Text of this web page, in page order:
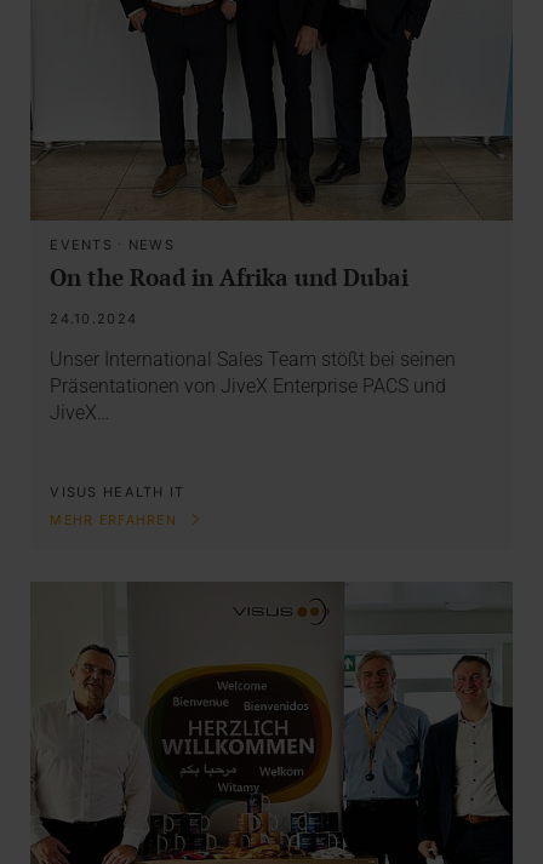
EVENTS · NEWS
On the Road in Afrika und Dubai
24.10.2024
Unser International Sales Team stößt bei seinen
Präsentationen von JiveX Enterprise PACS und
JiveX…
VISUS HEALTH IT
MEHR ERFAHREN